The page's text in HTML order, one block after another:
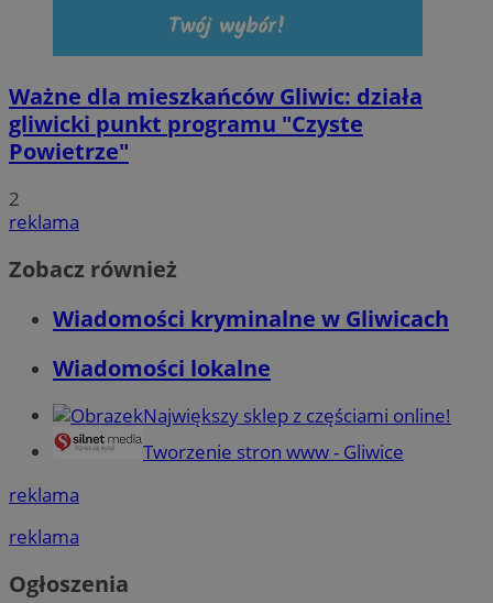
Ważne dla mieszkańców Gliwic: działa
gliwicki punkt programu "Czyste
Powietrze"
2
reklama
Zobacz również
Wiadomości kryminalne w Gliwicach
Wiadomości lokalne
Największy sklep z częściami online!
Tworzenie stron www - Gliwice
reklama
reklama
Ogłoszenia